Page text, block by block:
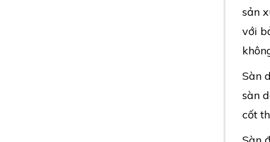
sản
với
Sàn
sàn
cốt